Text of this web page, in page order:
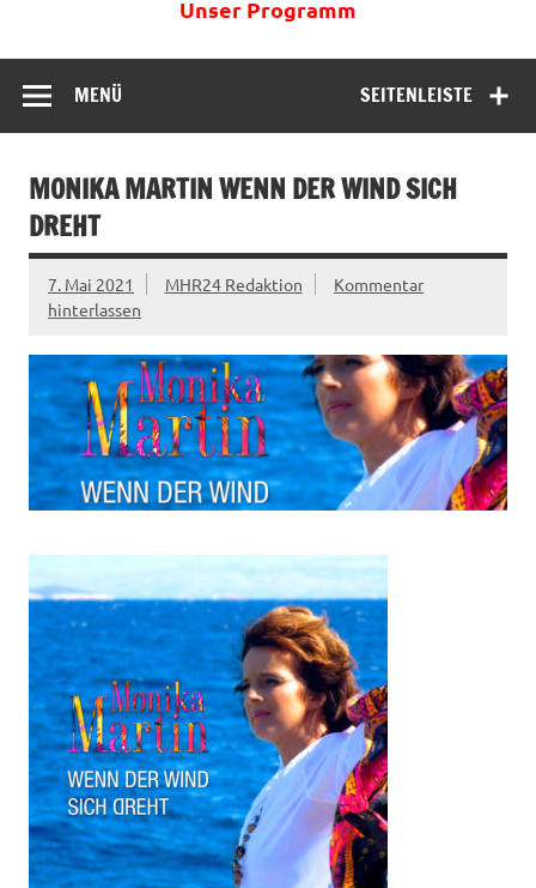
Unser Programm
SEITENLEISTE
MENÜ
MONIKA MARTIN WENN DER WIND SICH
DREHT
7. Mai 2021 MHR24 Redaktion
Kommentar
hinterlassen